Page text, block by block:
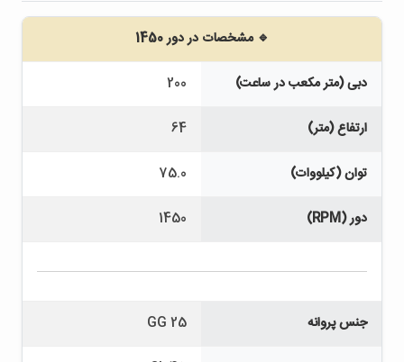
🔹 مشخصات در دور 1450
دبی (متر مکعب در ساعت) 200
ارتفاع (متر) 64
توان (کیلووات) 75.0
دور (RPM) 1450
جنس پروانه GG 25